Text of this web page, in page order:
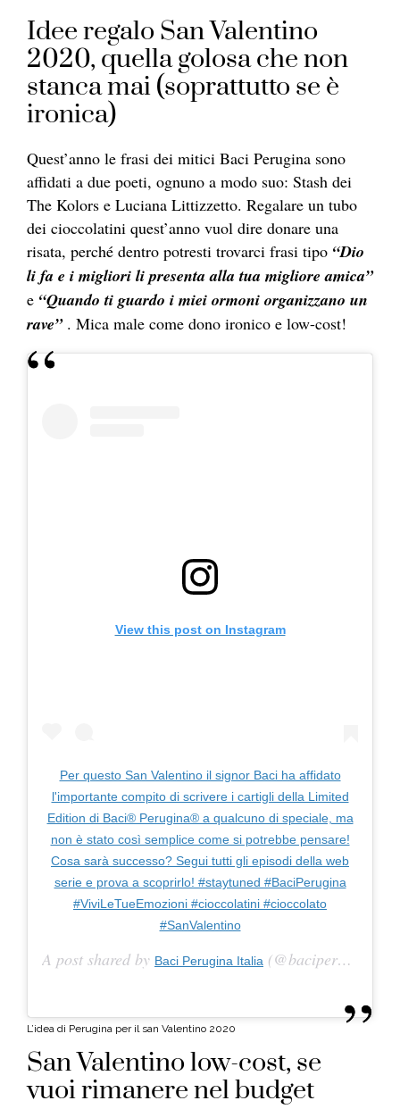
Idee regalo San Valentino
2020, quella golosa che non
stanca mai (soprattutto se è
ironica)
Quest’anno le frasi dei mitici Baci Perugina sono
affidati a due poeti, ognuno a modo suo: Stash dei
The Kolors e Luciana Littizzetto. Regalare un tubo
dei cioccolatini quest’anno vuol dire donare una
risata, perché dentro potresti trovarci frasi tipo “Dio
li fa e i migliori li presenta alla tua migliore amica”
e “Quando ti guardo i miei ormoni organizzano un
rave”. Mica male come dono ironico e low-cost!
View this post on Instagram
Per questo San Valentino il signor Baci ha affidato
l'importante compito di scrivere i cartigli della Limited
Edition di Baci® Perugina® a qualcuno di speciale, ma
non è stato così semplice come si potrebbe pensare!
Cosa sarà successo? Segui tutti gli episodi della web
serie e prova a scoprirlo! #staytuned #BaciPerugina
#ViviLeTueEmozioni #cioccolatini #cioccolato
#SanValentino
A post shared by Baci Perugina Italia (@baciperugina_it) on
L’idea di Perugina per il san Valentino 2020
San Valentino low-cost, se
vuoi rimanere nel budget